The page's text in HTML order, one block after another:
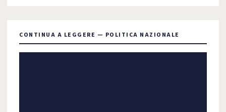
CONTINUA A LEGGERE — POLITICA NAZIONALE